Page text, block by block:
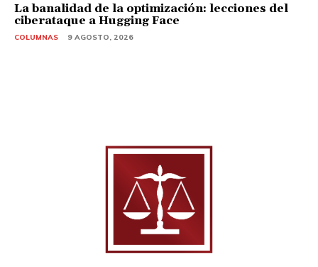
La banalidad de la optimización: lecciones del
ciberataque a Hugging Face
COLUMNAS 9 AGOSTO, 2026